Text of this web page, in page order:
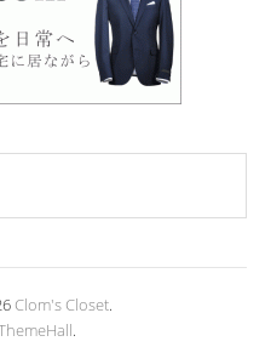
Clom's Closet.
.